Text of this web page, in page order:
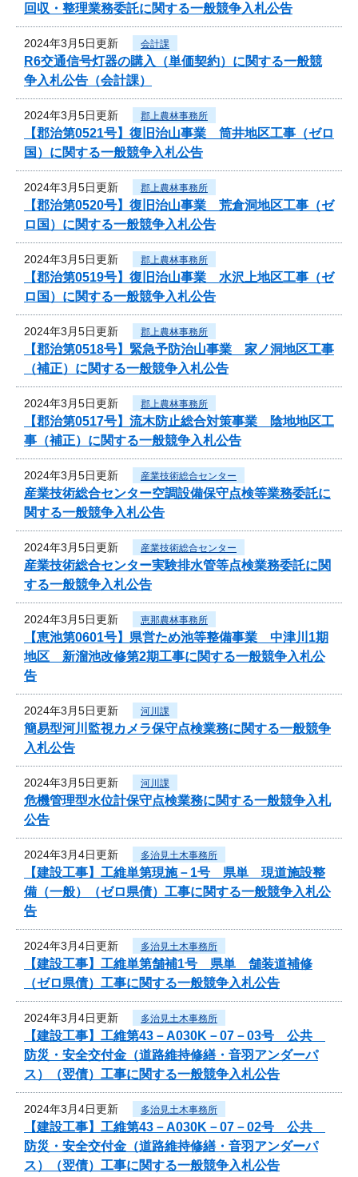
回収・整理業務委託に関する一般競争入札公告
2024年3月5日更新 会計課
R6交通信号灯器の購入（単価契約）に関する一般競
争入札公告（会計課）
2024年3月5日更新 郡上農林事務所
【郡治第0521号】復旧治山事業 筒井地区工事（ゼロ
国）に関する一般競争入札公告
2024年3月5日更新 郡上農林事務所
【郡治第0520号】復旧治山事業 荒倉洞地区工事（ゼ
ロ国）に関する一般競争入札公告
2024年3月5日更新 郡上農林事務所
【郡治第0519号】復旧治山事業 水沢上地区工事（ゼ
ロ国）に関する一般競争入札公告
2024年3月5日更新 郡上農林事務所
【郡治第0518号】緊急予防治山事業 家ノ洞地区工事
（補正）に関する一般競争入札公告
2024年3月5日更新 郡上農林事務所
【郡治第0517号】流木防止総合対策事業 陰地地区工
事（補正）に関する一般競争入札公告
2024年3月5日更新 産業技術総合センター
産業技術総合センター空調設備保守点検等業務委託に
関する一般競争入札公告
2024年3月5日更新 産業技術総合センター
産業技術総合センター実験排水管等点検業務委託に関
する一般競争入札公告
2024年3月5日更新 恵那農林事務所
【恵池第0601号】県営ため池等整備事業 中津川1期
地区 新溜池改修第2期工事に関する一般競争入札公
告
2024年3月5日更新 河川課
簡易型河川監視カメラ保守点検業務に関する一般競争
入札公告
2024年3月5日更新 河川課
危機管理型水位計保守点検業務に関する一般競争入札
公告
2024年3月4日更新 多治見土木事務所
【建設工事】工維単第現施－1号 県単 現道施設整
備（一般）（ゼロ県債）工事に関する一般競争入札公
告
2024年3月4日更新 多治見土木事務所
【建設工事】工維単第舗補1号 県単 舗装道補修
（ゼロ県債）工事に関する一般競争入札公告
2024年3月4日更新 多治見土木事務所
【建設工事】工維第43－A030K－07－03号 公共
防災・安全交付金（道路維持修繕・音羽アンダーパ
ス）（翌債）工事に関する一般競争入札公告
2024年3月4日更新 多治見土木事務所
【建設工事】工維第43－A030K－07－02号 公共
防災・安全交付金（道路維持修繕・音羽アンダーパ
ス）（翌債）工事に関する一般競争入札公告